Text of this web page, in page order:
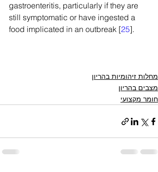
gastroenteritis, particularly if they are
still symptomatic or have ingested a
food implicated in an outbreak [25].
מחלות זיהומיות בהריון
מצבים בהריון
חומר מקצועי